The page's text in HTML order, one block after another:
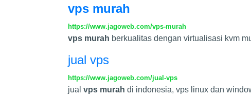
vps murah
https://www.jagoweb.com/vps-murah
vps murah berkualitas dengan virtualisasi kvm
jual vps
https://www.jagoweb.com/jual-vps
jual vps murah di indonesia, vps linux dan